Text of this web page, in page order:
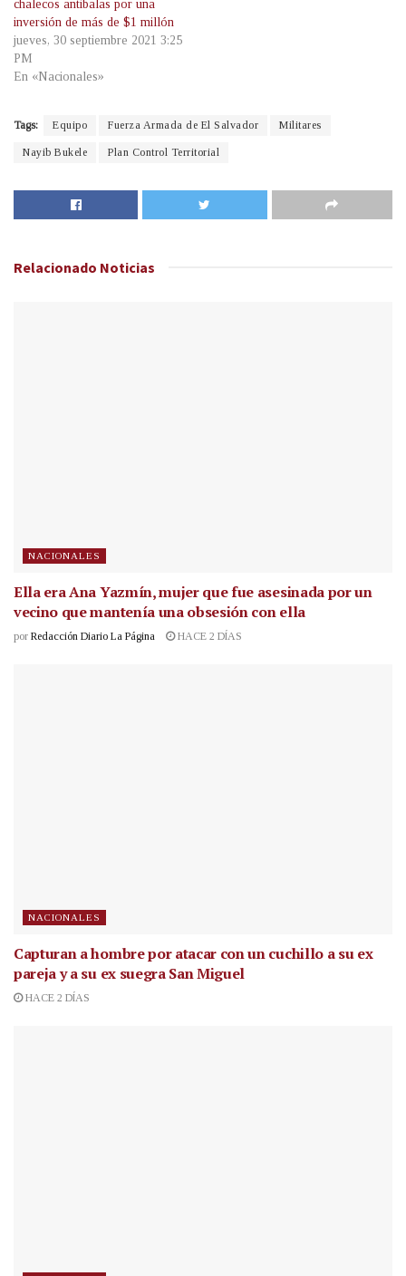
chalecos antibalas por una
inversión de más de $1 millón
jueves, 30 septiembre 2021 3:25
PM
En «Nacionales»
Tags: Equipo Fuerza Armada de El Salvador Militares
Nayib Bukele Plan Control Territorial
Relacionado Noticias
NACIONALES
Ella era Ana Yazmín, mujer que fue asesinada por un
vecino que mantenía una obsesión con ella
por Redacción Diario La Página HACE 2 DÍAS
NACIONALES
Capturan a hombre por atacar con un cuchillo a su ex
pareja y a su ex suegra San Miguel
HACE 2 DÍAS